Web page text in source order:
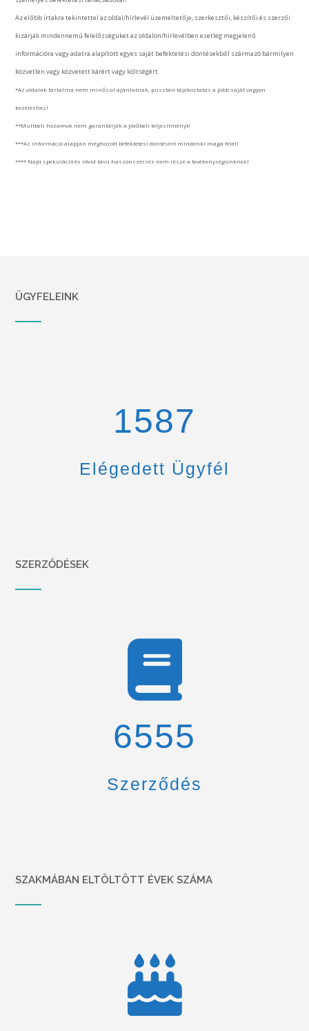
Az előbb írtakra tekintettel az oldal/hírlevél üzemeltetője, szerkesztői, készítői és szerzői
kizárják mindennemű felelősségüket az oldalon/hírlevélben esetleg megjelenő
információra vagy adatra alapított egyes saját befektetési döntésekből származó bármilyen
közvetlen vagy közvetett kárért vagy költségért.
*Az oldalak tartalma nem minősül ajánlatnak, pusztán tájékoztatás a jobb saját vagyon
kezeléshez!
**Múltbeli hozamok nem garantálják a jövőbeli teljesítményt!
***Az információ alapján meghozott befektetési döntésért mindenki maga felel!
**** Napi spekuláció és rövid távú haszonszerzés nem része a tevékenységünknek!
ÜGYFELEINK
1670
Elégedett Ügyfél
SZERZŐDÉSEK
6900
Szerződés
SZAKMÁBAN ELTÖLTÖTT ÉVEK SZÁMA